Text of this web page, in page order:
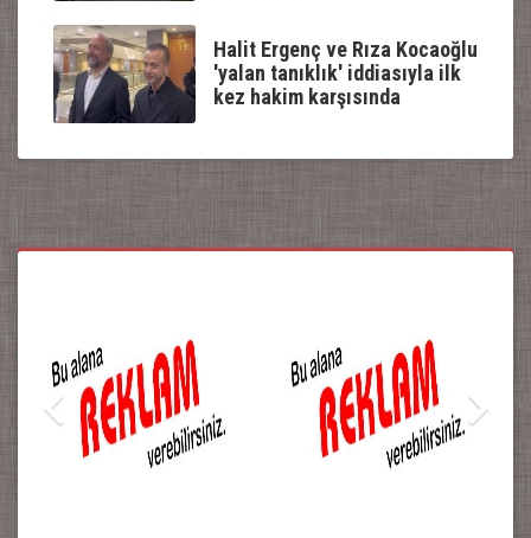
Halit Ergenç ve Rıza Kocaoğlu
'yalan tanıklık' iddiasıyla ilk
kez hakim karşısında